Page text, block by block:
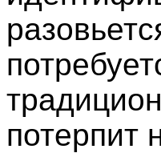
потерпит